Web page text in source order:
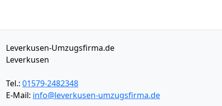
Leverkusen-Umzugsfirma.de
Leverkusen
Tel.: 01579-2482348
E-Mail: info@leverkusen-umzugsfirma.de